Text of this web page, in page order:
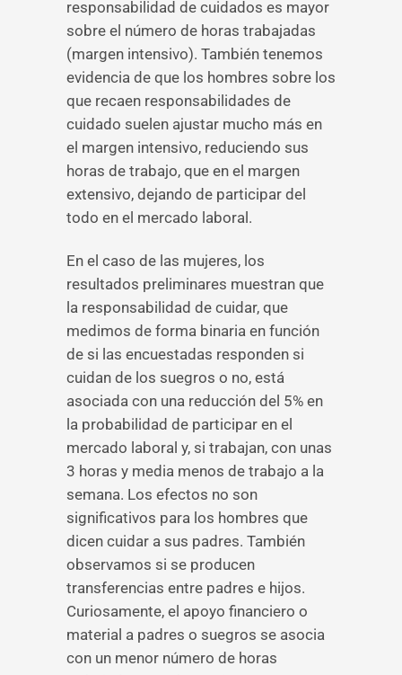
responsabilidad de cuidados es mayor
sobre el número de horas trabajadas
(margen intensivo). También tenemos
evidencia de que los hombres sobre los
que recaen responsabilidades de
cuidado suelen ajustar mucho más en
el margen intensivo, reduciendo sus
horas de trabajo, que en el margen
extensivo, dejando de participar del
todo en el mercado laboral.
En el caso de las mujeres, los
resultados preliminares muestran que
la responsabilidad de cuidar, que
medimos de forma binaria en función
de si las encuestadas responden si
cuidan de los suegros o no, está
asociada con una reducción del 5% en
la probabilidad de participar en el
mercado laboral y, si trabajan, con unas
3 horas y media menos de trabajo a la
semana. Los efectos no son
significativos para los hombres que
dicen cuidar a sus padres. También
observamos si se producen
transferencias entre padres e hijos.
Curiosamente, el apoyo financiero o
material a padres o suegros se asocia
con un menor número de horas